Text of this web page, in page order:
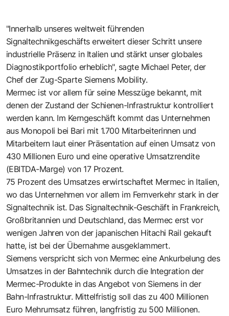
"Innerhalb unseres weltweit führenden
Signaltechnikgeschäfts erweitert dieser Schritt unsere
industrielle Präsenz in Italien und stärkt unser globales
Diagnostikportfolio erheblich", sagte Michael Peter, der
Chef der Zug-Sparte Siemens Mobility.
Mermec ist vor allem für seine Messzüge bekannt, mit
denen der Zustand der Schienen-Infrastruktur kontrolliert
werden kann. Im Kerngeschäft kommt das Unternehmen
aus Monopoli bei Bari mit 1.700 Mitarbeiterinnen und
Mitarbeitern laut einer Präsentation auf einen Umsatz von
430 Millionen Euro und eine operative Umsatzrendite
(EBITDA-Marge) von 17 Prozent.
75 Prozent des Umsatzes erwirtschaftet Mermec in Italien,
wo das Unternehmen vor allem im Fernverkehr stark in der
Signaltechnik ist. Das Signaltechnik-Geschäft in Frankreich,
Großbritannien und Deutschland, das Mermec erst vor
wenigen Jahren von der japanischen Hitachi Rail gekauft
hatte, ist bei der Übernahme ausgeklammert.
Siemens verspricht sich von Mermec eine Ankurbelung des
Umsatzes in der Bahntechnik durch die Integration der
Mermec-Produkte in das Angebot von Siemens in der
Bahn-Infrastruktur. Mittelfristig soll das zu 400 Millionen
Euro Mehrumsatz führen, langfristig zu 500 Millionen.